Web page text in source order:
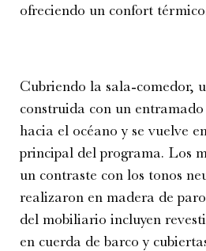
ofreciendo un confort
Cubriendo la sala-comedor,
construida con un
hacia el océano y se vuelve
principal del programa. Los
un contraste con los tonos
realizaron en madera de
del mobiliario incluyen
en cuerda de barco y